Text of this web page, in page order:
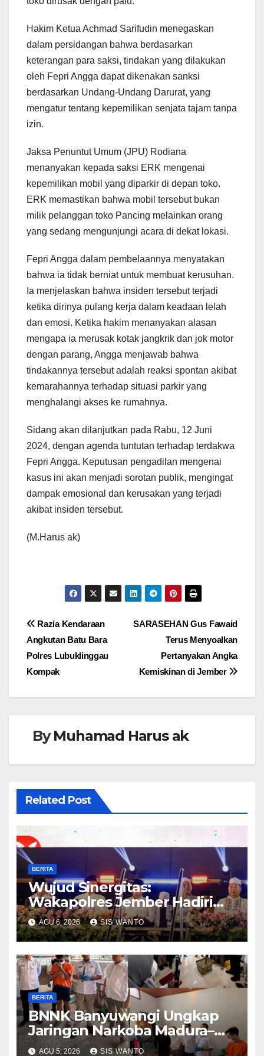
Hakim Ketua Achmad Sarifudin menegaskan
dalam persidangan bahwa berdasarkan
keterangan para saksi, tindakan yang dilakukan
oleh Fepri Angga dapat dikenakan sanksi
berdasarkan Undang-Undang Darurat, yang
mengatur tentang kepemilikan senjata tajam tanpa
izin.
Jaksa Penuntut Umum (JPU) Rodiana
menanyakan kepada saksi ERK mengenai
kepemilikan mobil yang diparkir di depan toko.
ERK memastikan bahwa mobil tersebut bukan
milik pelanggan toko Pancing melainkan orang
yang sedang mengunjungi acara di dekat lokasi.
Fepri Angga dalam pembelaannya menyatakan
bahwa ia tidak berniat untuk membuat kerusuhan.
Ia menjelaskan bahwa insiden tersebut terjadi
ketika dirinya pulang kerja dalam keadaan lelah
dan emosi. Ketika hakim menanyakan alasan
mengapa ia merusak kotak jangkrik dan jok motor
dengan parang, Angga menjawab bahwa
tindakannya tersebut adalah reaksi spontan akibat
kemarahannya terhadap situasi parkir yang
menghalangi akses ke rumahnya.
Sidang akan dilanjutkan pada Rabu, 12 Juni
2024, dengan agenda tuntutan terhadap terdakwa
Fepri Angga. Keputusan pengadilan mengenai
kasus ini akan menjadi sorotan publik, mengingat
dampak emosional dan kerusakan yang terjadi
akibat insiden tersebut.
(M.Harus ak)
Navigasi
pos
SARASEHAN Gus Fawaid
Terus Menyoalkan
Pertanyakan Angka
Kemiskinan di Jember
Razia Kendaraan
Angkutan Batu Bara
Polres Lubuklinggau
Kompak
ByMuhamad Harus ak
Related Post
BERITA
Wujud Sinergitas:
Wakapolres Jember Hadiri
Sholawat & Doa Sambut HUT
RI ke-81
AGU 6, 2026 SIS WANTO
BERITA
BNNK Banyuwangi Ungkap
Jaringan Narkoba Madura–
Bali
AGU 5, 2026 SIS WANTO